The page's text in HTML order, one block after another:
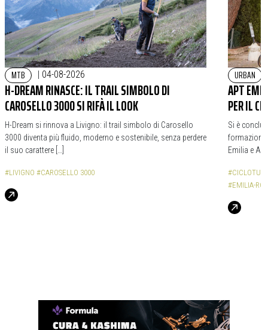
MTB | 04-08-2026
H-DREAM RINASCE: IL TRAIL SIMBOLO DI
CAROSELLO 3000 SI RIFÀ IL LOOK
H-Dream si rinnova a Livigno: il trail simbolo di Carosello
3000 diventa più fluido, moderno e sostenibile, senza perdere
il suo carattere […]
#LIVIGNO #CAROSELLO 3000
URBAN
APT
PER IL
Si è
Emilia e
#EMILIA-